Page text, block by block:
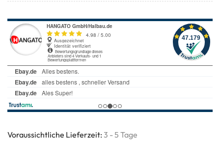
Voraussichtliche Lieferzeit: 3 - 5 Tage